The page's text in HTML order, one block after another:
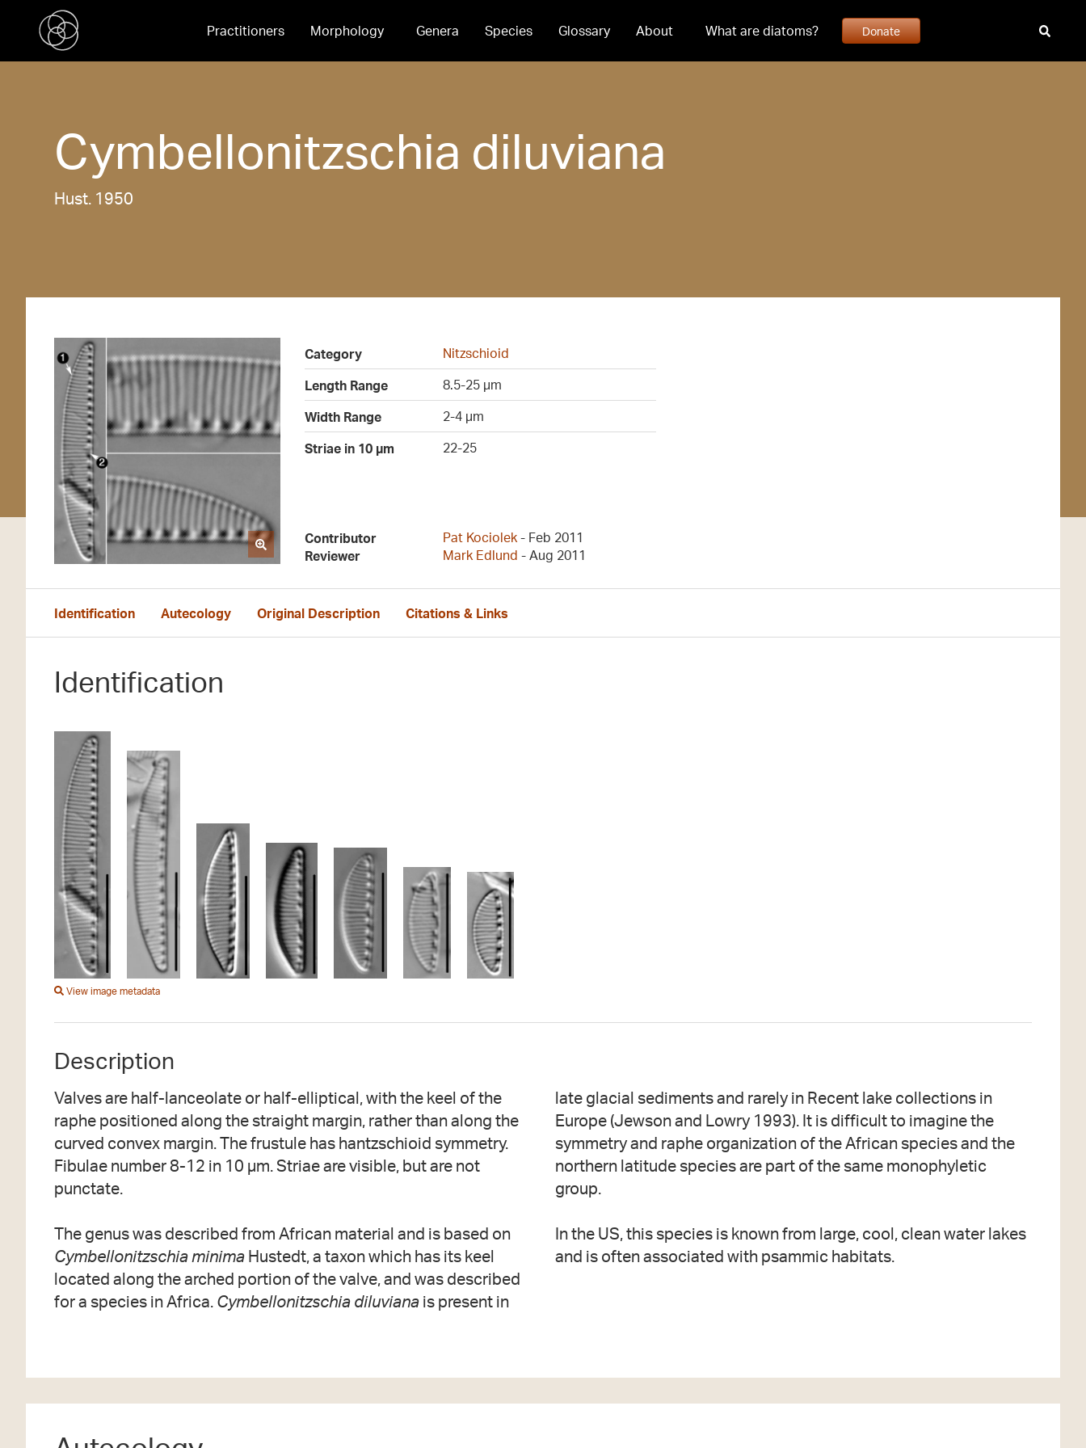
Practitioners Morphology Genera Species Glossary About What are diatoms? Donate
Cymbellonitzschia diluviana
Hust. 1950
Category
Nitzschioid
Length Range
8.5-25 µm
Width Range
2-4 µm
Striae in 10 µm
22-25
Contributor Pat Kociolek - Feb 2011
Reviewer
Mark Edlund - Aug 2011
Identification Autecology Original Description Citations & Links
Identification
View image metadata
Description
Valves are half-lanceolate or half-elliptical, with the keel of the
raphe positioned along the straight margin, rather than along the
curved convex margin. The frustule has hantzschioid symmetry.
Fibulae number 8-12 in 10 µm. Striae are visible, but are not
punctate.
The genus was described from African material and is based on
Cymbellonitzschia minima Hustedt, a taxon which has its keel
located along the arched portion of the valve, and was described
for a species in Africa. Cymbellonitzschia diluviana is present in
late glacial sediments and rarely in Recent lake collections in
Europe (Jewson and Lowry 1993). It is difficult to imagine the
symmetry and raphe organization of the African species and the
northern latitude species are part of the same monophyletic
group.
In the US, this species is known from large, cool, clean water lakes
and is often associated with psammic habitats.